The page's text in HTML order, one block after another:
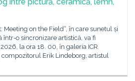
Meeting on the Field“, în care sunetul și
într-o sincronizare artistică, va fi
la ora 18. 00, în galeria ICR
Erik Lindeborg, artistul